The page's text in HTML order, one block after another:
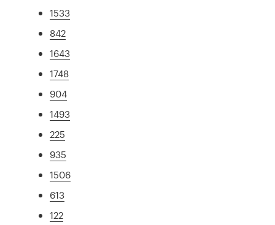
1533
842
1643
1748
904
1493
225
935
1506
613
122